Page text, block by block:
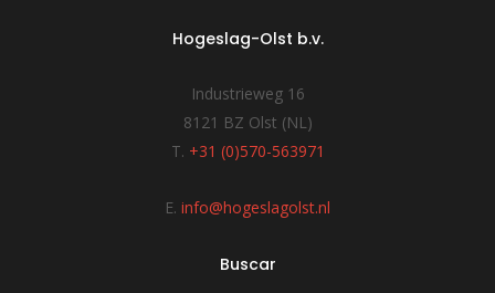
Hogeslag-Olst b.v.
Industrieweg 16
8121 BZ Olst (NL)
T. +31 (0)570-563971
E. info@hogeslagolst.nl
Buscar